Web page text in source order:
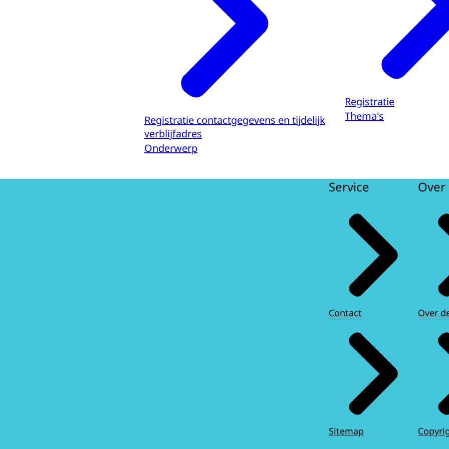
Registratie contactgegevens en tijdelijk
verblijfadres
Onderwerp
Registratie
Thema's
Service
Contact
Sitemap
Over
Over